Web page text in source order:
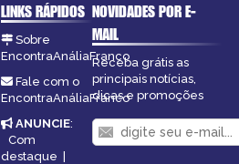
LINKS RÁPIDOS
Sobre
EncontraAnáliaFranco
Fale com o
EncontraAnáliaFranco
ANUNCIE:
Com
destaque |
NOVIDADES POR E-
MAIL
Receba grátis as
principais notícias,
dicas e promoções